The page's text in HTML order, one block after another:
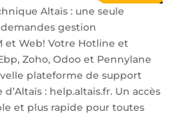
Altaïs : une seule
gestion
et Web! Votre Hotline et
Zoho, Odoo et Pennylane
plateforme de support
: help.altais.fr. Un accès
et plus rapide pour toutes